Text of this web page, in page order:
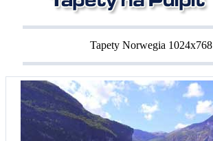
Tapety Norwegia 1024x768